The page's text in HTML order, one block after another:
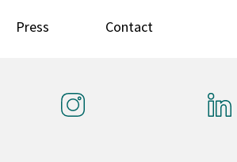
Press Contact